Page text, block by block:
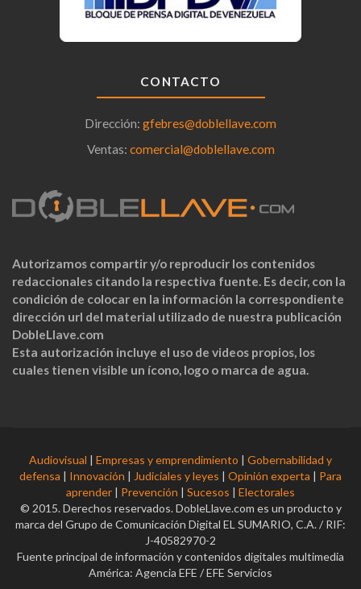
CONTACTO
Dirección: gfebres@doblellave.com
Ventas: comercial@doblellave.com
Autorizamos compartir y/o reproducir los contenidos
redaccionales citando la respectiva fuente. Es decir, con la
condición de colocar en la información la correspondiente
dirección url del material utilizado de nuestra publicación
DobleLlave.com
Esta autorización incluye el uso de videos propios, los
cuales tienen visible un ícono, logo o marca de agua.
Audiovisual | Empresas y emprendimiento | Gobernabilidad y
defensa | Innovación | Judiciales y leyes | Opinión experta | Para
aprender | Prevención | Sucesos | Electorales
© 2015. Derechos reservados. DobleLlave.com es un producto y
marca del Grupo de Comunicación Digital EL SUMARIO, C.A. / RIF:
J-40582970-2
Fuente principal de información y contenidos digitales multimedia
América: Agencia EFE / EFE Servicios